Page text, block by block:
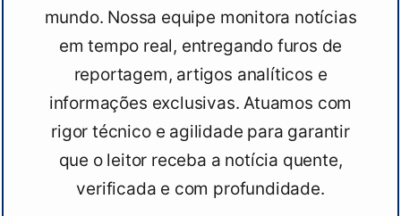
mundo. Nossa equipe monitora notícias
em tempo real, entregando furos de
reportagem, artigos analíticos e
informações exclusivas. Atuamos com
rigor técnico e agilidade para garantir
que o leitor receba a notícia quente,
verificada e com profundidade.